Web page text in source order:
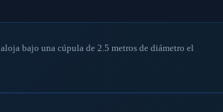
bajo una cúpula de 2.5 metros de diámetro el